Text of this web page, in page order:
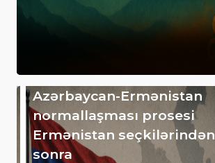
Azərbaycan-Ermənistan
normallaşması prosesi
Ermənistan seçkilərindən
sonra